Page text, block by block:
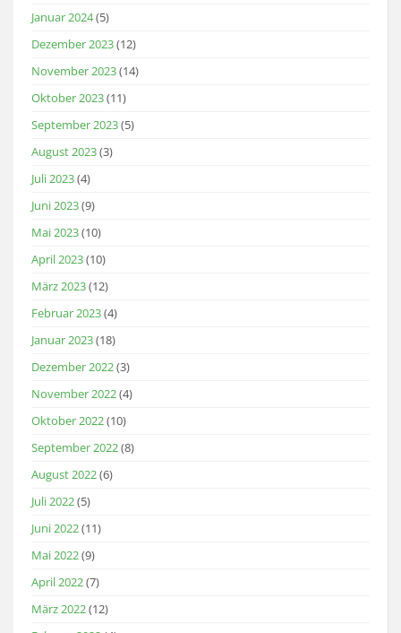
Januar 2024(5)
Dezember 2023(12)
November 2023(14)
Oktober 2023(11)
September 2023(5)
August 2023(3)
Juli 2023(4)
Juni 2023(9)
Mai 2023(10)
April 2023(10)
März 2023(12)
Februar 2023(4)
Januar 2023(18)
Dezember 2022(3)
November 2022(4)
Oktober 2022(10)
September 2022(8)
August 2022(6)
Juli 2022(5)
Juni 2022(11)
Mai 2022(9)
April 2022(7)
März 2022(12)